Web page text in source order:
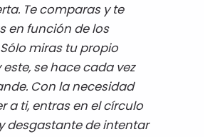
Te comparas y te
en función de los
miras tu propio
se hace cada vez
Con la necesidad
a ti, entras en el círculo
desgastante de intentar